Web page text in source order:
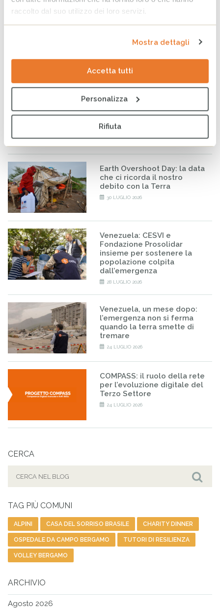
raccolto dal suo utilizzo dei loro servizi.
Mostra dettagli
Accetta tutti
Personalizza
Rifiuta
in Somalia, sostenere
proteggere il futuro
4 AGOSTO 2026
Sudan, la guerra continua a
compromettere il futuro di
31 LUGLIO 2026
Earth Overshoot Day: la data
che ci ricorda il nostro
debito con la Terra
30 LUGLIO 2026
Venezuela: CESVI e
Fondazione Prosolidar
insieme per sostenere la
popolazione colpita
dall’emergenza
28 LUGLIO 2026
Venezuela, un mese dopo:
l’emergenza non si ferma
quando la terra smette di
tremare
24 LUGLIO 2026
COMPASS: il ruolo della rete
per l’evoluzione digitale del
Terzo Settore
24 LUGLIO 2026
CERCA
TAG PIÙ COMUNI
ALPINI CASA DEL SORRISO BRASILE CHARITY DINNER
OSPEDALE DA CAMPO BERGAMO TUTORI DI RESILIENZA
VOLLEY BERGAMO
ARCHIVIO
Agosto 2026